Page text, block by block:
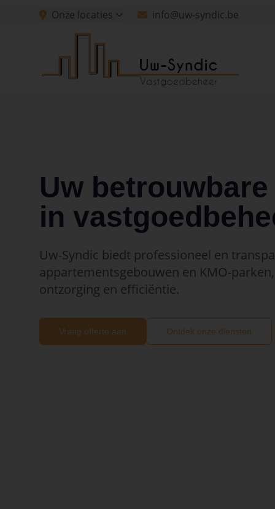
Spring naar hoofdinhoud
Spring naar hoofdinhoudSpring naar navigatie
Onze locaties info@uw-syndic.be
Uw
in
Uw-Syndic biedt professioneel en
appartementsgebouwen en KMO-
ontzorging en efficiëntie.
Vraag offerte aan Ontdek onze diensten